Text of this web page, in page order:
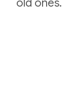
old ones.